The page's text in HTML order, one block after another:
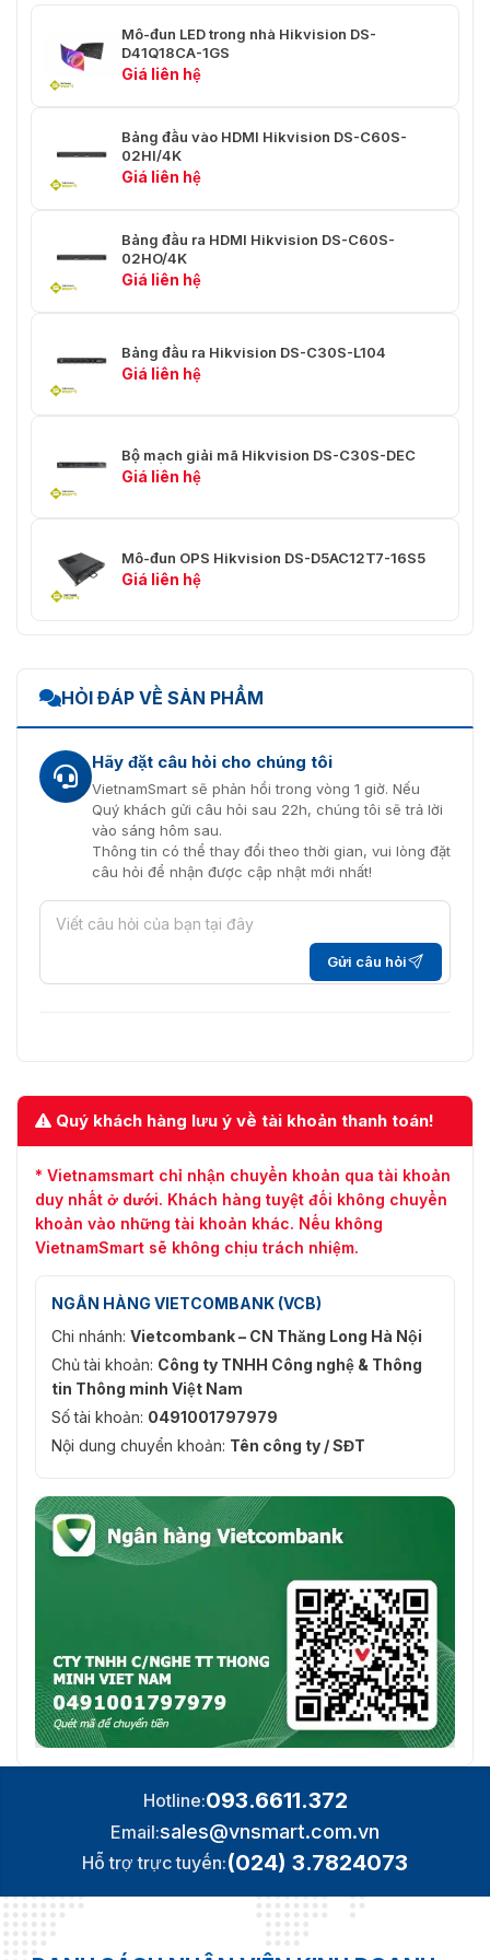
Mô-đun LED trong nhà Hikvision DS-
D41Q18CA-1GS
Giá liên hệ
Bảng đầu vào HDMI Hikvision DS-C60S-
02HI/4K
Giá liên hệ
Bảng đầu ra HDMI Hikvision DS-C60S-
02HO/4K
Giá liên hệ
Bảng đầu ra Hikvision DS-C30S-L104
Giá liên hệ
Bộ mạch giải mã Hikvision DS-C30S-DEC
Giá liên hệ
Mô-đun OPS Hikvision DS-D5AC12T7-16S5
Giá liên hệ
HỎI ĐÁP VỀ SẢN PHẨM
Hãy đặt câu hỏi cho chúng tôi
VietnamSmart sẽ phản hồi trong vòng 1 giờ. Nếu
Quý khách gửi câu hỏi sau 22h, chúng tôi sẽ trả lời
vào sáng hôm sau.
Thông tin có thể thay đổi theo thời gian, vui lòng đặt
câu hỏi để nhận được cập nhật mới nhất!
Gửi câu hỏi
Quý khách hàng lưu ý về tài khoản thanh toán!
* Vietnamsmart chỉ nhận chuyển khoản qua tài khoản
duy nhất ở dưới. Khách hàng tuyệt đối không chuyển
khoản vào những tài khoản khác. Nếu không
VietnamSmart sẽ không chịu trách nhiệm.
NGÂN HÀNG VIETCOMBANK (VCB)
Chi nhánh: Vietcombank – CN Thăng Long Hà Nội
Chủ tài khoản: Công ty TNHH Công nghệ & Thông
tin Thông minh Việt Nam
Số tài khoản: 0491001797979
Nội dung chuyển khoản: Tên công ty / SĐT
Hotline:093.6611.372
Email:sales@vnsmart.com.vn
Hỗ trợ trực tuyến:(024) 3.7824073